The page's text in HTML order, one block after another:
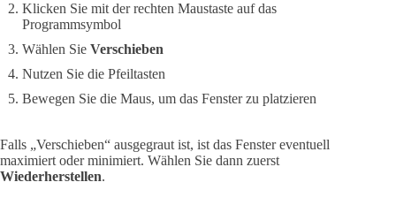
Klicken Sie mit der rechten Maustaste auf das
Programmsymbol
Wählen Sie Verschieben
Nutzen Sie die Pfeiltasten
Bewegen Sie die Maus, um das Fenster zu platzieren
Falls „Verschieben“ ausgegraut ist, ist das Fenster eventuell
maximiert oder minimiert. Wählen Sie dann zuerst
Wiederherstellen.